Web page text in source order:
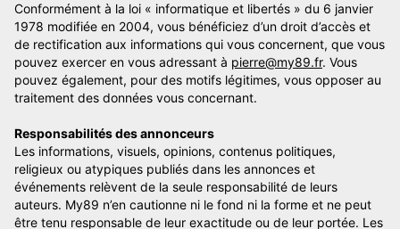
Conformément à la loi « informatique et libertés » du 6 janvier
1978 modifiée en 2004, vous bénéficiez d’un droit d’accès et
de rectification aux informations qui vous concernent, que vous
pouvez exercer en vous adressant à pierre@my89.fr. Vous
pouvez également, pour des motifs légitimes, vous opposer au
traitement des données vous concernant.
Responsabilités des annonceurs
Les informations, visuels, opinions, contenus politiques,
religieux ou atypiques publiés dans les annonces et
événements relèvent de la seule responsabilité de leurs
auteurs. My89 n’en cautionne ni le fond ni la forme et ne peut
être tenu responsable de leur exactitude ou de leur portée. Les